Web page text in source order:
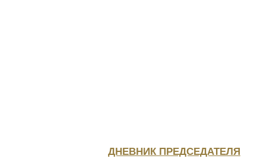
ДНЕВНИК ПРЕДСЕДАТЕЛЯ